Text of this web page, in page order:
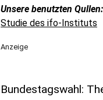
Unsere benutzten Qullen:
Studie des ifo-Instituts
Anzeige
Bundestagswahl: